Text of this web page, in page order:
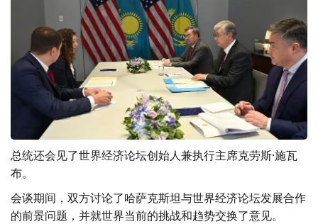
总统还会见了世界经济论坛创始人兼执行主席克劳斯·施瓦
布。
会谈期间，双方讨论了哈萨克斯坦与世界经济论坛发展合作
的前景问题，并就世界当前的挑战和趋势交换了意见。